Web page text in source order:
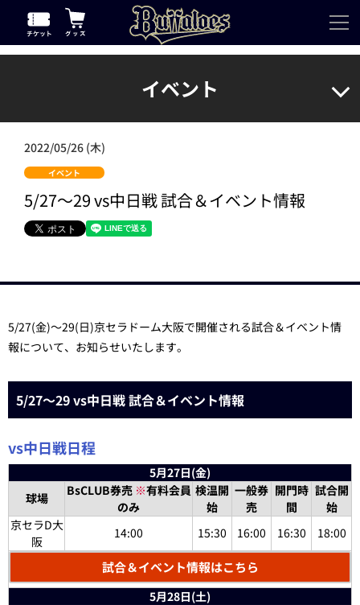
イベント
2022/05/26 (木)
イベント
5/27～29 vs中日戦 試合＆イベント情報
5/27(金)～29(日)京セラドーム大阪で開催される試合＆イベント情
報について、お知らせいたします。
5/27～29 vs中日戦 試合＆イベント情報
vs中日戦日程
5月27日(金)
球場
BsCLUB券売 ※有料会員
のみ
検温開
始
一般券
売
開門時
間
試合開
始
京セラD大
阪
14:00 15:30 16:00 16:30 18:00
試合＆イベント情報はこちら
5月28日(土)